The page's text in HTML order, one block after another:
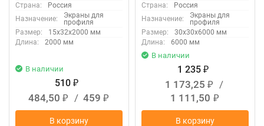
Страна:
Россия
Назначение:
Экраны для
профиля
Размер:
15x32x2000 мм
Длина:
2000 мм
В наличии
510 ₽
484,50 ₽ / 459 ₽
В корзину
Страна:
Россия
Назначение:
Экраны для
профиля
Размер:
30x30x6000 мм
Длина:
6000 мм
В наличии
1 235 ₽
1 173,25 ₽
/
1 111,50 ₽
В корзину